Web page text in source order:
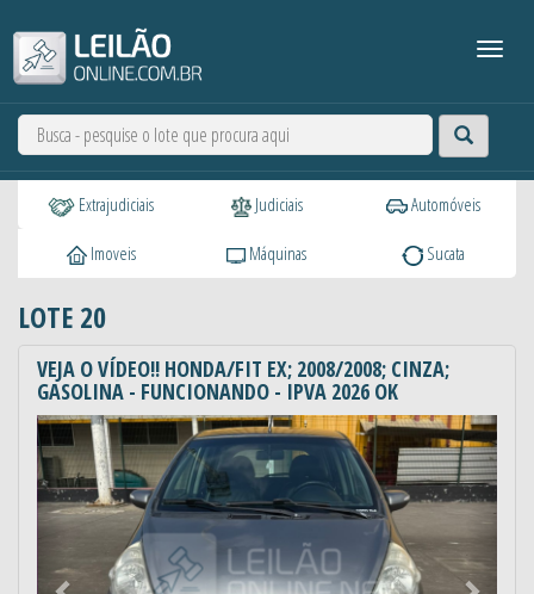
Extrajudiciais Judiciais Automóveis
Imoveis Máquinas Sucata
LOTE 20
VEJA O VÍDEO!! HONDA/FIT EX; 2008/2008; CINZA;
GASOLINA - FUNCIONANDO - IPVA 2026 OK
Anterior